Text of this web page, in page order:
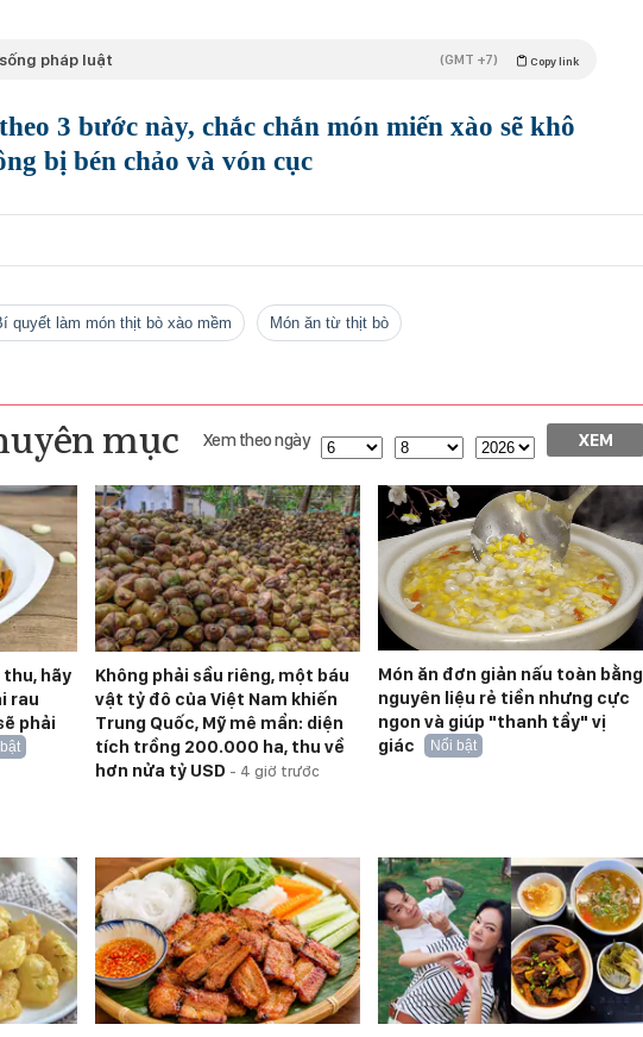
pháp luật Copy link
(GMT +7)
3 bước này, chắc chắn món miến xào sẽ khô
bị bén chảo và vón cục
bí quyết làm món thịt bò xào mềm món ăn từ thịt bò
mục Xem theo ngày XEM
thu, hãy
rau
phải
Không phải sầu riêng, một báu
vật tỷ đô của Việt Nam khiến
Trung Quốc, Mỹ mê mẩn: diện
tích trồng 200.000 ha, thu về
hơn nửa tỷ USD - 4 giờ trước
Món ăn đơn giản nấu toàn bằng
nguyên liệu rẻ tiền nhưng cực
ngon và giúp "thanh tẩy" vị
giác
Nổi bật